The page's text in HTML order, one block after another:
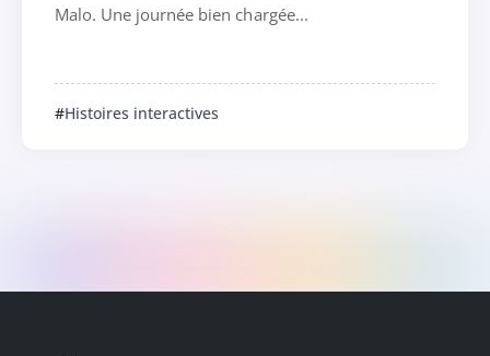
Malo. Une journée bien chargée...
Histoires interactives